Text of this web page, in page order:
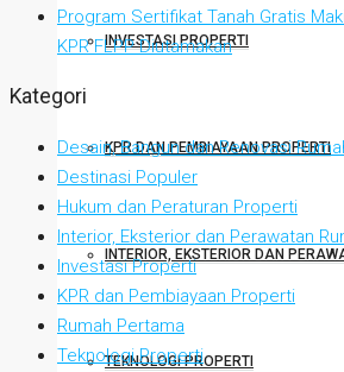
INVESTASI PROPERTI
KPR DAN PEMBIAYAAN PROPERTI
INTERIOR, EKSTERIOR DAN
TEKNOLOGI PROPERTI
Program Sertifikat Tanah Gratis
KPR FLPP Diutamakan
Kategori
Desain, Bangun dan Renovasi
Destinasi Populer
Hukum dan Peraturan Properti
Interior, Eksterior dan Perawatan
Investasi Properti
KPR dan Pembiayaan Properti
Rumah Pertama
Teknologi Properti